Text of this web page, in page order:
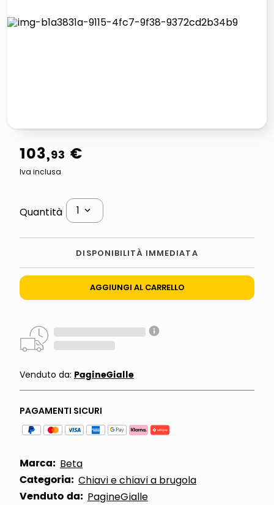
103,93 €
Iva inclusa
Quantità 1
DISPONIBILITÀ IMMEDIATA
AGGIUNGI AL CARRELLO
Venduto da: PagineGialle
PAGAMENTI SICURI
Marca: Beta
Categoria: Chiavi e chiavi a brugola
Venduto da: PagineGialle